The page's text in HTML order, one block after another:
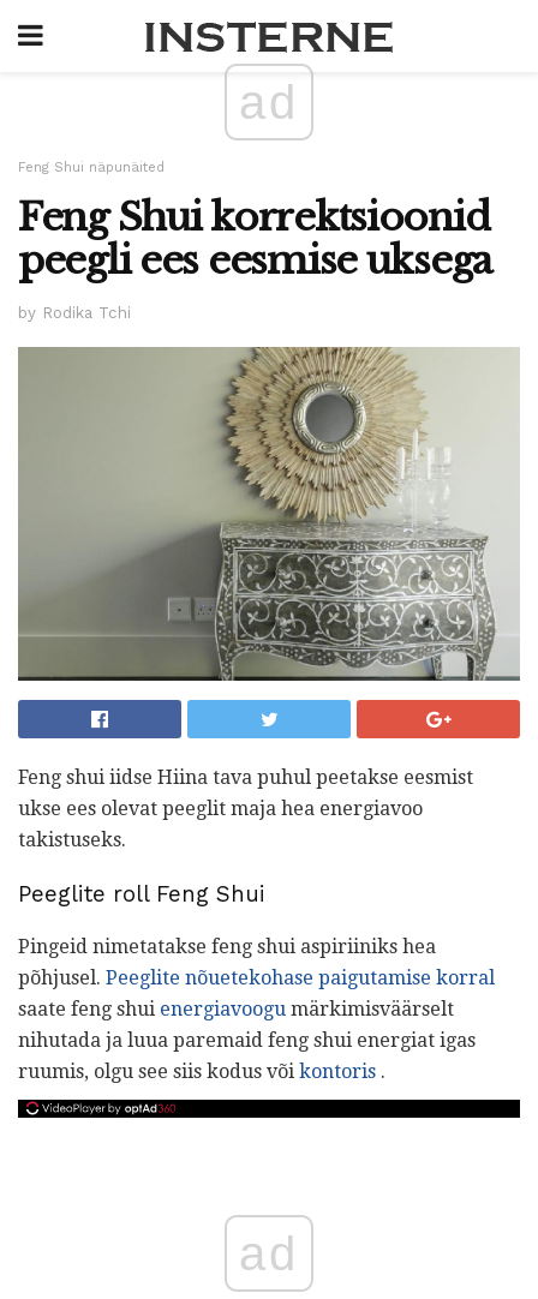
ad
Feng Shui näpunäited
Feng Shui korrektsioonid
peegli ees eesmise uksega
by Rodika Tchi
Feng shui iidse Hiina tava puhul peetakse eesmist
ukse ees olevat peeglit maja hea energiavoo
takistuseks.
Peeglite roll Feng Shui
Pingeid nimetatakse feng shui aspiriiniks hea
põhjusel. Peeglite nõuetekohase paigutamise korral
saate feng shui energiavoogu märkimisväärselt
nihutada ja luua paremaid feng shui energiat igas
ruumis, olgu see siis kodus või kontoris .
ad